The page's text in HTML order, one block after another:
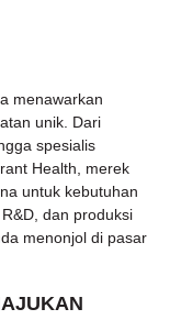
menawarkan
unik. Dari
spesialis
Health, merek
untuk kebutuhan
dan produksi
menonjol di pasar